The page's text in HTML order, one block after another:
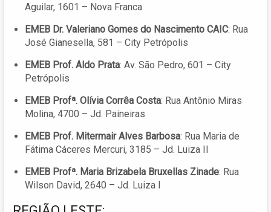
Aguilar, 1601 – Nova Franca
EMEB Dr. Valeriano Gomes do Nascimento CAIC: Rua
José Gianesella, 581 – City Petrópolis
EMEB Prof. Aldo Prata: Av. São Pedro, 601 – City
Petrópolis
EMEB Profª. Olívia Corrêa Costa: Rua Antônio Miras
Molina, 4700 – Jd. Paineiras
EMEB Prof. Mitermair Alves Barbosa: Rua Maria de
Fátima Cáceres Mercuri, 3185 – Jd. Luiza II
EMEB Profª. Maria Brizabela Bruxellas Zinade: Rua
Wilson David, 2640 – Jd. Luiza I